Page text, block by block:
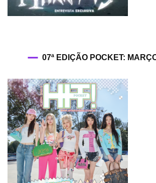
07ª EDIÇÃO POCKET: